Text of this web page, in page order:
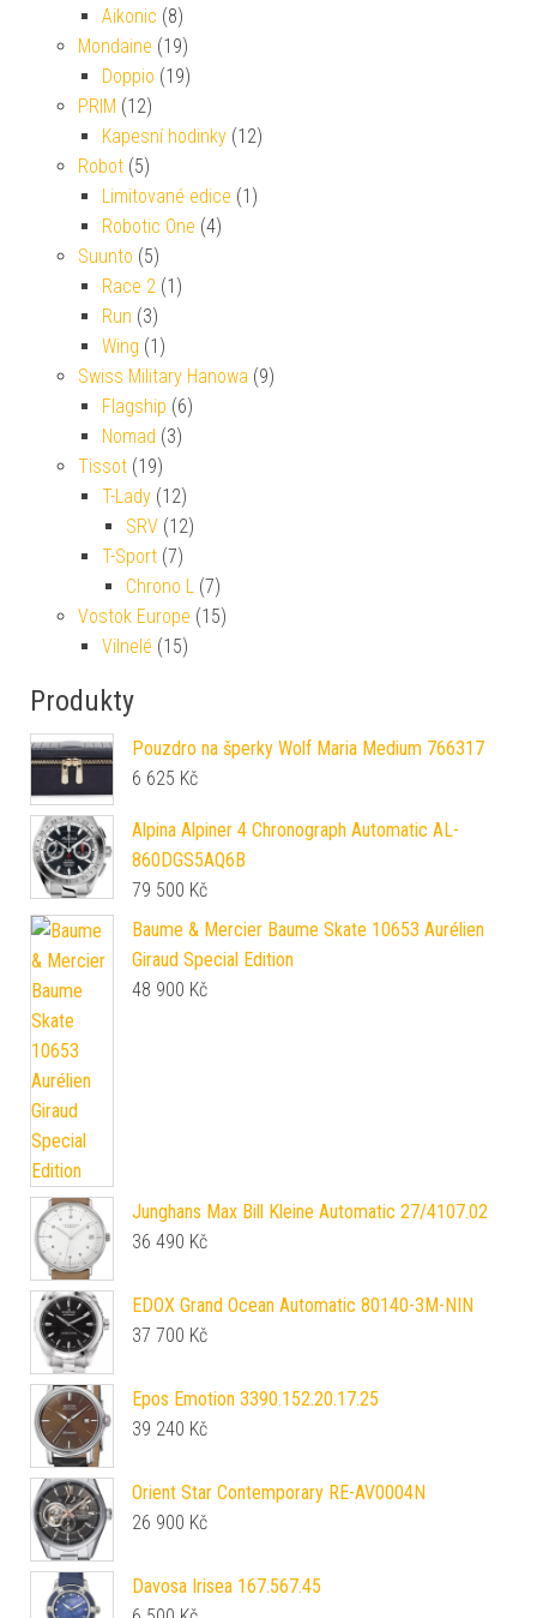
Aikonic (8)
Mondaine (19)
Doppio (19)
PRIM (12)
Kapesní hodinky (12)
Robot (5)
Limitované edice (1)
Robotic One (4)
Suunto (5)
Race 2 (1)
Run (3)
Wing (1)
Swiss Military Hanowa (9)
Flagship (6)
Nomad (3)
Tissot (19)
T-Lady (12)
SRV (12)
T-Sport (7)
Chrono L (7)
Vostok Europe (15)
Vilnelé (15)
Produkty
Pouzdro na šperky Wolf Maria Medium 766317
6 625 Kč
Alpina Alpiner 4 Chronograph Automatic AL-
860DGS5AQ6B
79 500 Kč
Baume & Mercier Baume Skate 10653 Aurélien
Giraud Special Edition
48 900 Kč
Junghans Max Bill Kleine Automatic 27/4107.02
36 490 Kč
EDOX Grand Ocean Automatic 80140-3M-NIN
37 700 Kč
Epos Emotion 3390.152.20.17.25
39 240 Kč
Orient Star Contemporary RE-AV0004N
26 900 Kč
Davosa Irisea 167.567.45